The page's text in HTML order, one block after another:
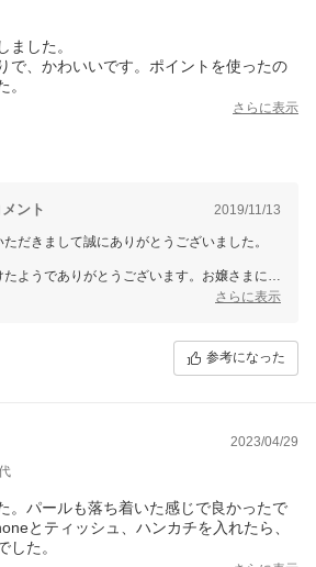
ました。
で、かわいいです。ポイントを使ったの
。
さらに表示
ント 2019/11/13
だきまして誠にありがとうございました。
ようでありがとうございます。お嬢さまにも
さらに表示
参考になった
2023/04/29
。パールも落ち着いた感じで良かったで
とティッシュ、ハンカチを入れたら、
した。